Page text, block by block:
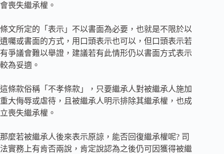
會喪失繼承權。
條文所定的「表示」不以書面為必要，也就是不限於以
遺囑或書面的方式，用口頭表示也可以，但口頭表示若
有爭議會難以舉證，建議若有此情形仍以書面方式表示
較為妥適。
這條款俗稱「不孝條款」，只要繼承人對被繼承人施加
重大侮辱或虐待，且被繼承人明示排除其繼承權，也成
立喪失繼承權。
那麼若被繼承人後來表示原諒，能否回復繼承權呢? 司
法實務上有肯否兩說，肯定說認為之後仍可因獲得被繼